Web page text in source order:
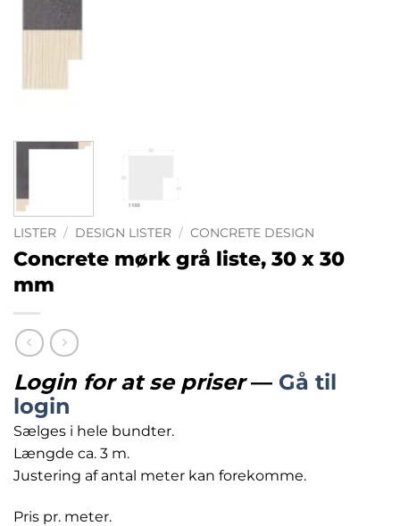
LISTER / DESIGN LISTER / CONCRETE DESIGN
Concrete mørk grå liste, 30 x 30
mm
Login for at se priser— Gå til
login
Sælges i hele bundter.
Længde ca. 3 m.
Justering af antal meter kan forekomme.
Pris pr. meter.